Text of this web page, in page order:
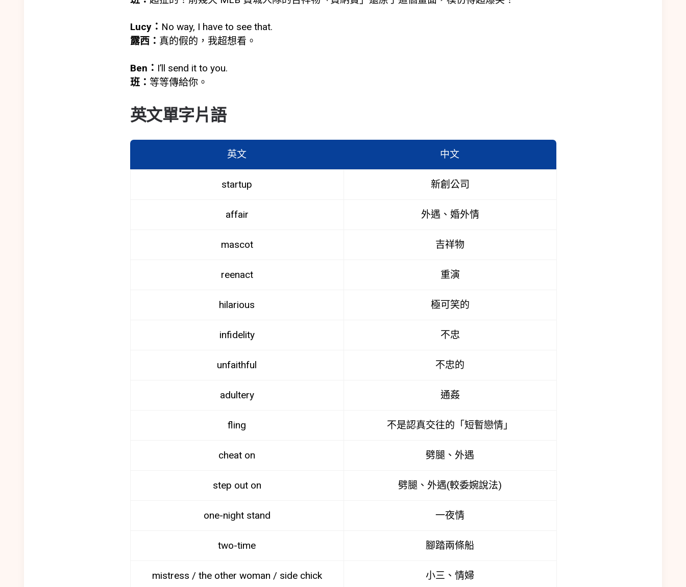
Lucy： No way, I have to see that.
露西： 真的假的，我超想看。
Ben： I’ll send it to you.
班： 等等傳給你。
英文單字片語
英文 中文
startup 新創公司
affair 外遇、婚外情
mascot 吉祥物
reenact 重演
hilarious 極可笑的
infidelity 不忠
unfaithful 不忠的
adultery 通姦
fling 不是認真交往的「短暫戀情」
cheat on 劈腿、外遇
step out on 劈腿、外遇(較委婉說法)
one-night stand 一夜情
two-time 腳踏兩條船
mistress / the other woman / side chick 小三、情婦